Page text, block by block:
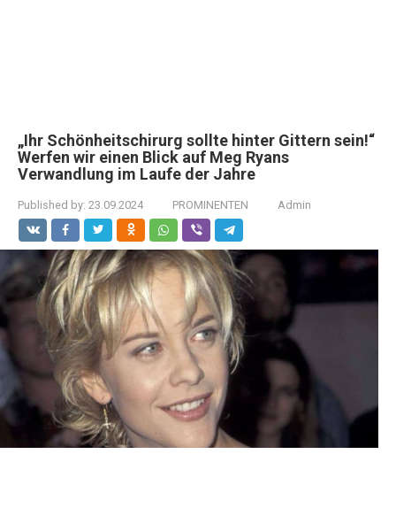
„Ihr Schönheitschirurg sollte hinter Gittern sein!“
Werfen wir einen Blick auf Meg Ryans
Verwandlung im Laufe der Jahre
Published by: 23.09.2024 PROMINENTEN Admin